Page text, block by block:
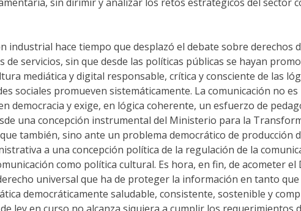
hace tiempo que desplazó el debate sobre derechos
servicios, sin que desde las políticas públicas se hayan
mediática y digital responsable, crítica y consciente de las
sociales promueven sistemáticamente. La comunicación no es
democracia y exige, en lógica coherente, un esfuerzo de
una concepción instrumental del Ministerio para la
también, sino ante un problema democrático de producción
a una concepción política de la regulación de la
como política cultural. Es hora, en fin, de acometer el
universal que ha de proteger la información en tanto
democráticamente saludable, consistente, sostenible y